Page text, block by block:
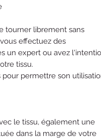
tourner librement sans
effectuez des
un expert ou avez
tissu.
permettre son
le tissu, également une
dans la marge de votre